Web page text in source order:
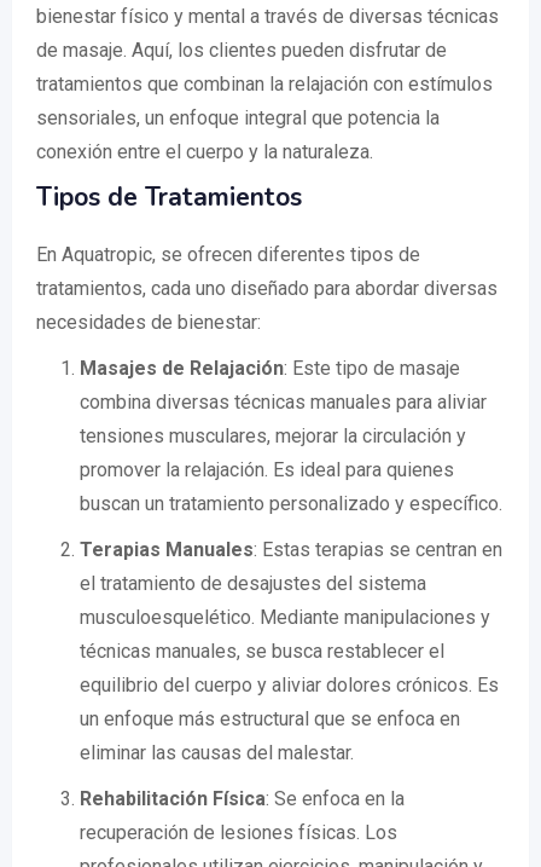
bienestar físico y mental a través de diversas técnicas
de masaje. Aquí, los clientes pueden disfrutar de
tratamientos que combinan la relajación con estímulos
sensoriales, un enfoque integral que potencia la
conexión entre el cuerpo y la naturaleza.
Tipos de Tratamientos
En Aquatropic, se ofrecen diferentes tipos de
tratamientos, cada uno diseñado para abordar diversas
necesidades de bienestar:
Masajes de Relajación: Este tipo de masaje
combina diversas técnicas manuales para aliviar
tensiones musculares, mejorar la circulación y
promover la relajación. Es ideal para quienes
buscan un tratamiento personalizado y específico.
Terapias Manuales: Estas terapias se centran en
el tratamiento de desajustes del sistema
musculoesquelético. Mediante manipulaciones y
técnicas manuales, se busca restablecer el
equilibrio del cuerpo y aliviar dolores crónicos. Es
un enfoque más estructural que se enfoca en
eliminar las causas del malestar.
Rehabilitación Física: Se enfoca en la
recuperación de lesiones físicas. Los